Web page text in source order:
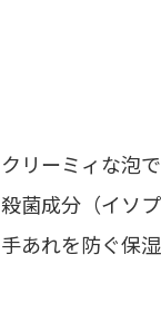
クリーミィな泡
殺菌成分（イソ
手あれを防ぐ保